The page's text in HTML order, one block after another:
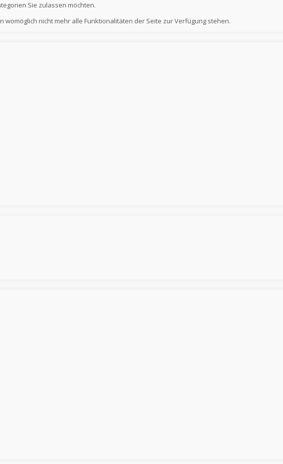
Sie zulassen möchten.
womöglich nicht mehr alle Funktionalitäten der Seite zur Verfügung stehen.